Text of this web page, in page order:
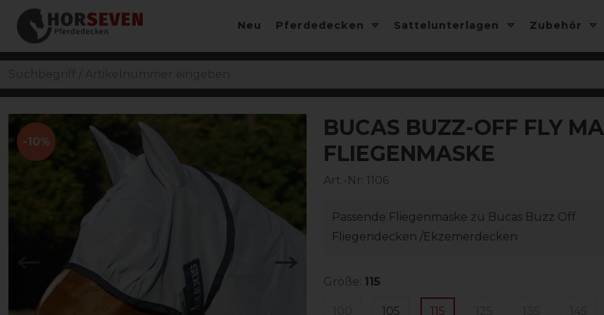
Neu Pferdedecken Sattelunterlagen Zubehör
-10%
BUCAS BUZZ-OFF FLY
FLIEGENMASKE
Art.-Nr: 1106
Passende Fliegenmaske zu Bucas Buzz Off
Fliegendecken /Ekzemerdecken
Größe: 115
105 115